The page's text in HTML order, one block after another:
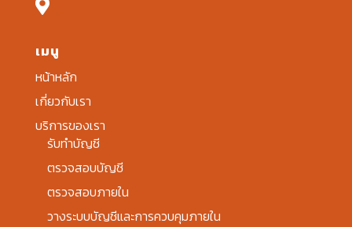

เมนู
หน้าหลัก
เกี่ยวกับเรา
บริการของเรา
รับทำบัญชี
ตรวจสอบบัญชี
ตรวจสอบภายใน
วางระบบบัญชีและการควบคุมภายใน